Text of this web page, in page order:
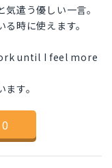
遣う優しい一言。
時に使えます。
until I feel more
す。
0